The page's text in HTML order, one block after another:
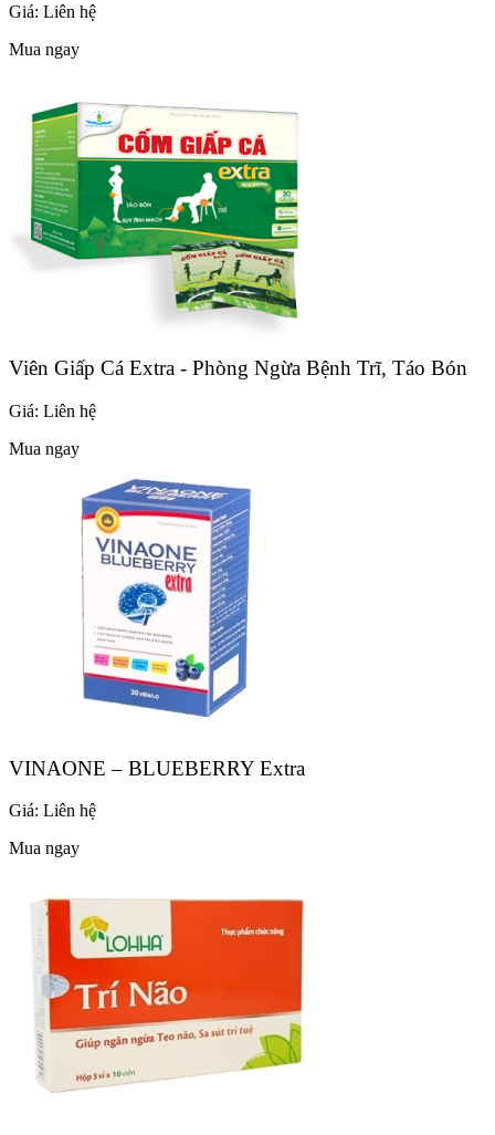
Giá: Liên hệ
Mua ngay
Viên Giấp Cá Extra - Phòng Ngừa Bệnh Trĩ, Táo Bón
Giá: Liên hệ
Mua ngay
VINAONE – BLUEBERRY Extra
Giá: Liên hệ
Mua ngay